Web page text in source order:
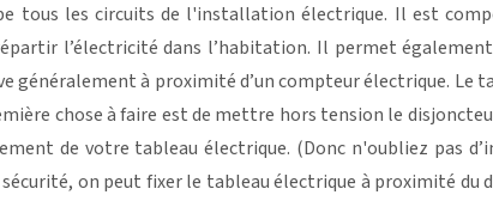
tous les circuits de l'installation électrique. Il est
l’électricité dans l’habitation. Il permet
généralement à proximité d’un compteur électrique. Le
chose à faire est de mettre hors tension le
de votre tableau électrique. (Donc n'oubliez pas
on peut fixer le tableau électrique à proximité